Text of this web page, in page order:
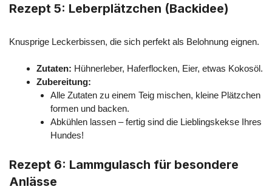
Rezept 5: Leberplätzchen (Backidee)
Knusprige Leckerbissen, die sich perfekt als Belohnung eignen.
Zutaten: Hühnerleber, Haferflocken, Eier, etwas Kokosöl.
Zubereitung:
Alle Zutaten zu einem Teig mischen, kleine Plätzchen
formen und backen.
Abkühlen lassen – fertig sind die Lieblingskekse Ihres
Hundes!
Rezept 6: Lammgulasch für besondere
Anlässe